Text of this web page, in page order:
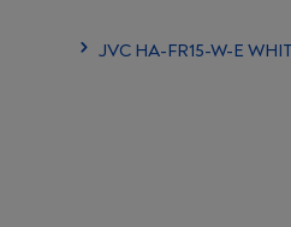
JVC HA-FR15-W-E